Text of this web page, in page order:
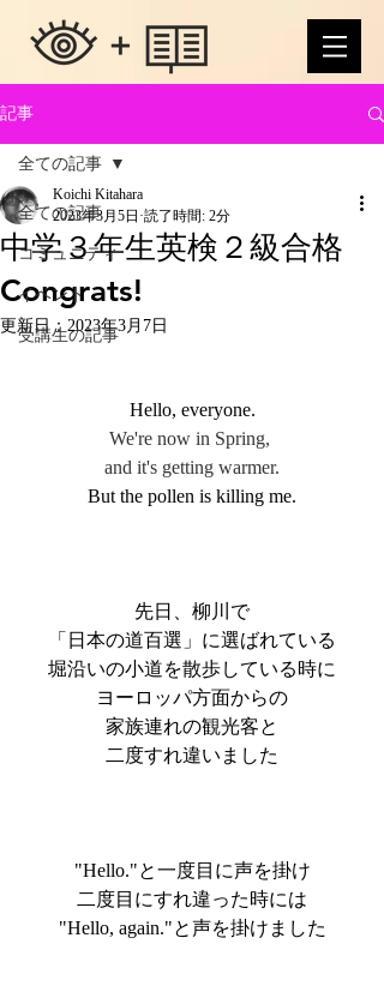
記事
全ての記事
コミュニティ
イベント
受講生の記事
全ての記事
中学３年生英検２級合格
Congrats!
Koichi Kitahara
2023年3月5日 読了時間: 2分
更新日： 2023年3月7日
Hello, everyone.
We're now in Spring,
and it's getting warmer.
But the pollen is killing me.
先日、柳川で
「日本の道百選」に選ばれている
堀沿いの小道を散歩している時に
ヨーロッパ方面からの
家族連れの観光客と
二度すれ違いました
"Hello."と一度目に声を掛け
二度目にすれ違った時には
"Hello, again."と声を掛けました